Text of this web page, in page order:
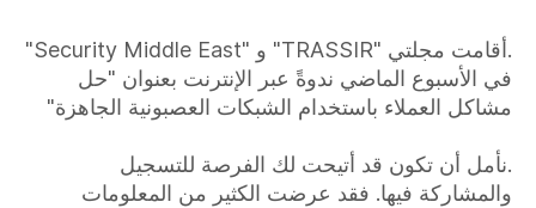
.أقامت مجلتي "TRASSIR" و "Security Middle East"
في الأسبوع الماضي ندوةً عبر الإنترنت بعنوان "حل
مشاكل العملاء باستخدام الشبكات العصبونية الجاهزة"
.نأمل أن تكون قد أتيحت لك الفرصة للتسجيل
والمشاركة فيها. فقد عرضت الكثير من المعلومات